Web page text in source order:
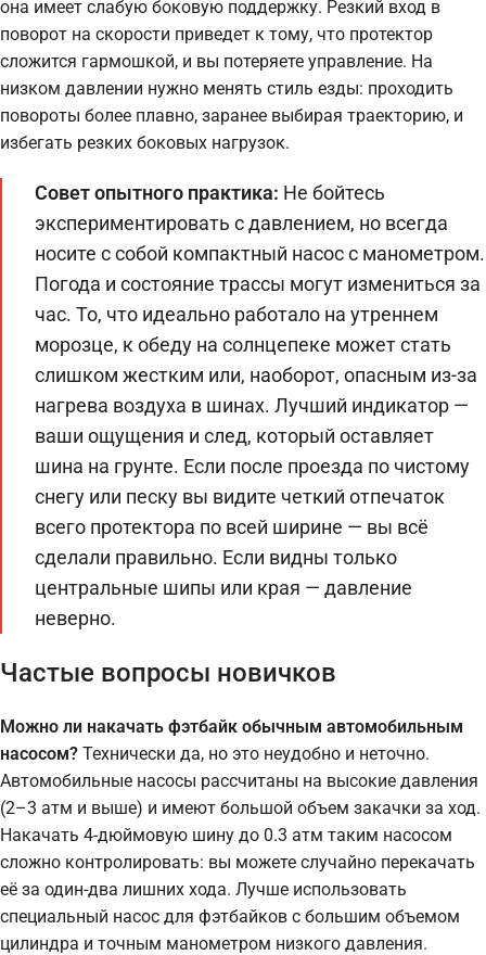
она имеет слабую боковую поддержку. Резкий вход в
поворот на скорости приведет к тому, что протектор
сложится гармошкой, и вы потеряете управление. На
низком давлении нужно менять стиль езды: проходить
повороты более плавно, заранее выбирая траекторию, и
избегать резких боковых нагрузок.
Совет опытного практика: Не бойтесь
экспериментировать с давлением, но всегда
носите с собой компактный насос с манометром.
Погода и состояние трассы могут измениться за
час. То, что идеально работало на утреннем
морозце, к обеду на солнцепеке может стать
слишком жестким или, наоборот, опасным из-за
нагрева воздуха в шинах. Лучший индикатор —
ваши ощущения и след, который оставляет
шина на грунте. Если после проезда по чистому
снегу или песку вы видите четкий отпечаток
всего протектора по всей ширине — вы всё
сделали правильно. Если видны только
центральные шипы или края — давление
неверно.
Частые вопросы новичков
Можно ли накачать фэтбайк обычным автомобильным
насосом? Технически да, но это неудобно и неточно.
Автомобильные насосы рассчитаны на высокие давления
(2–3 атм и выше) и имеют большой объем закачки за ход.
Накачать 4-дюймовую шину до 0.3 атм таким насосом
сложно контролировать: вы можете случайно перекачать
её за один-два лишних хода. Лучше использовать
специальный насос для фэтбайков с большим объемом
цилиндра и точным манометром низкого давления.